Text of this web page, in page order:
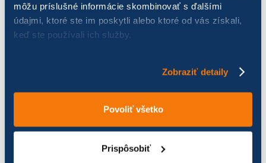
môžu príslušné informácie skombinovať s ďalšími
údajmi, ktoré ste im poskytli alebo ktoré od vás získali,
keď ste používali ich služby.
Zobraziť detaily
Povoliť všetko
Prispôsobiť
Bigék bicón 84 344,88
Bike team
Roman a Monika zo Šamorína 1